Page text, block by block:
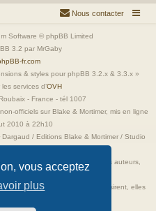
vous acceptez
plus
Nous contacter
Software © phpBB Limited
3.2 par MrGaby
fr.com
& styles pour phpBB 3.2.x & 3.3.x »
services d’OVH
- France - tél 1007
officiels sur Blake & Mortimer, mis en ligne
2010 à 22h10
/ Editions Blake & Mortimer / Studio
la propriété exclusive de leurs auteurs,
ou éditeurs.
Si les propriétaires le désirent, elles